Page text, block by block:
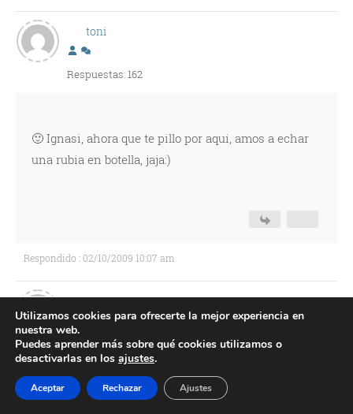
toni
Respuestas: 162
🙂 Ignasi, ahora que te pillo por aqui, amos a echar
una rubia en botella, jaja:)
Respondido : 02/10/2009 10:07 am
Vane
Respuestas: 433
Utilizamos cookies para ofrecerte la mejor experiencia en
nuestra web.
Puedes aprender más sobre qué cookies utilizamos o
desactivarlas en los ajustes.
Aceptar Rechazar Ajustes